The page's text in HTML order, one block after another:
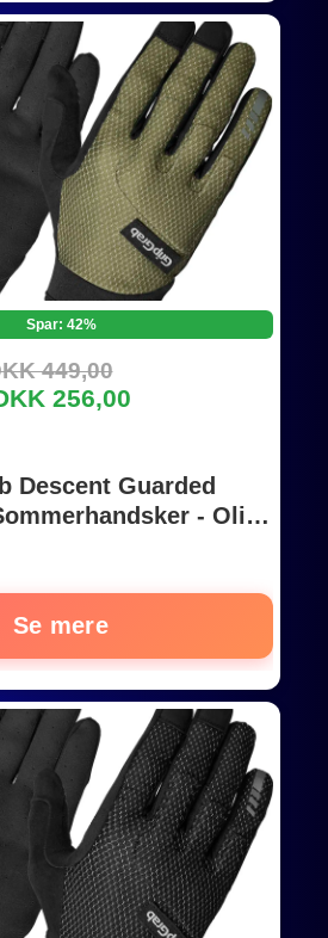
Spar: 42%
449,00
256,00
Descent Guarded
- Olive
Se mere